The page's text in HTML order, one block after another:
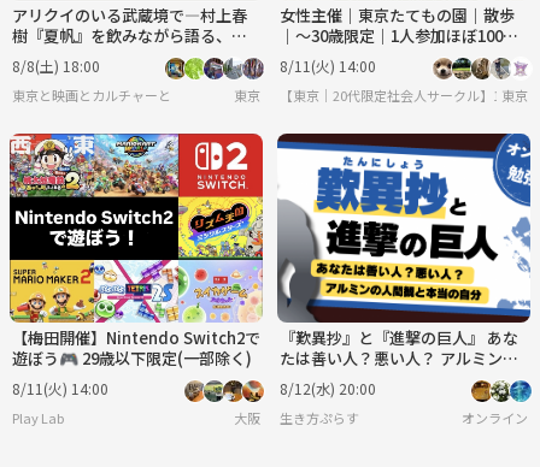
アリクイのいる武蔵境で―村上春
樹『夏帆』を飲みながら語る、読
書感想会
8/8(土) 18:00
東京と映画とカルチャーと 東京
女性主催｜東京たてもの園｜散歩
｜〜30歳限定｜1人参加ほぼ100%
｜友達作り
8/11(火) 14:00
【東京｜20代限定社会人サークル】1人参
東京
【梅田開催】Nintendo Switch2で
遊ぼう🎮 29歳以下限定(一部除く)
8/11(火) 14:00
Play Lab 大阪
『歎異抄』と『進撃の巨人』 あな
たは善い人？悪い人？ アルミンの
人間観と本当の自分
8/12(水) 20:00
生き方ぷらす オンライン